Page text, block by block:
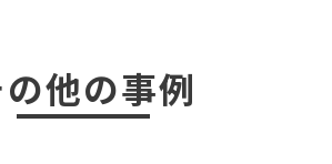
他の事例